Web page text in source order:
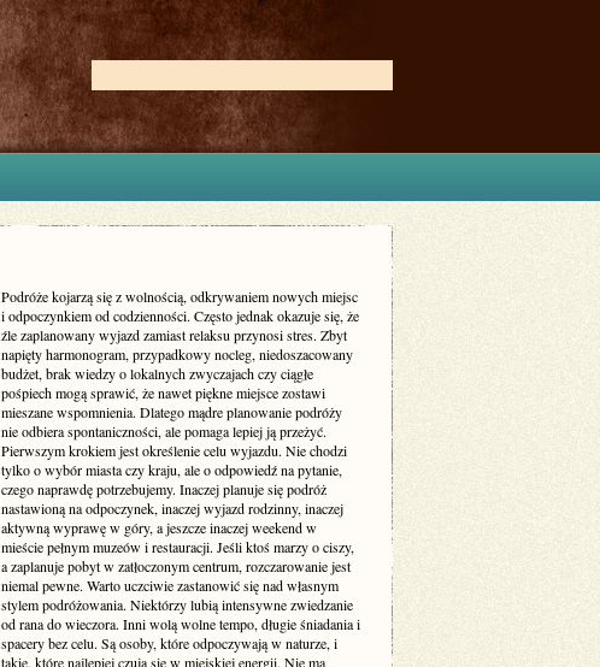
Podróże kojarzą się z wolnością, odkrywaniem nowych miejsc
i odpoczynkiem od codzienności. Często jednak okazuje się, że
źle zaplanowany wyjazd zamiast relaksu przynosi stres. Zbyt
napięty harmonogram, przypadkowy nocleg, niedoszacowany
budżet, brak wiedzy o lokalnych zwyczajach czy ciągłe
pośpiech mogą sprawić, że nawet piękne miejsce zostawi
mieszane wspomnienia. Dlatego mądre planowanie podróży
nie odbiera spontaniczności, ale pomaga lepiej ją przeżyć.
Pierwszym krokiem jest określenie celu wyjazdu. Nie chodzi
tylko o wybór miasta czy kraju, ale o odpowiedź na pytanie,
czego naprawdę potrzebujemy. Inaczej planuje się podróż
nastawioną na odpoczynek, inaczej wyjazd rodzinny, inaczej
aktywną wyprawę w góry, a jeszcze inaczej weekend w
mieście pełnym muzeów i restauracji. Jeśli ktoś marzy o ciszy,
a zaplanuje pobyt w zatłoczonym centrum, rozczarowanie jest
niemal pewne. Warto uczciwie zastanowić się nad własnym
stylem podróżowania. Niektórzy lubią intensywne zwiedzanie
od rana do wieczora. Inni wolą wolne tempo, długie śniadania i
spacery bez celu. Są osoby, które odpoczywają w naturze, i
takie, które najlepiej czują się w miejskiej energii. Nie ma